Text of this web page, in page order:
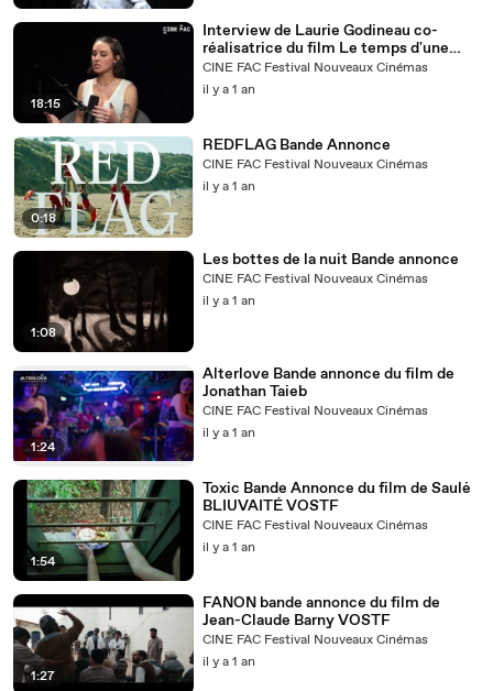
18:15
Interview de Laurie Godineau co-
réalisatrice du film Le temps d'une
valse
CINE FAC Festival Nouveaux Cinémas
il y a 1 an
0:18
REDFLAG Bande Annonce
CINE FAC Festival Nouveaux Cinémas
il y a 1 an
1:08
Les bottes de la nuit Bande annonce
CINE FAC Festival Nouveaux Cinémas
il y a 1 an
1:24
Alterlove Bande annonce du film de
Jonathan Taieb
CINE FAC Festival Nouveaux Cinémas
il y a 1 an
1:54
Toxic Bande Annonce du film de Saulė
BLIUVAITÉ VOSTF
CINE FAC Festival Nouveaux Cinémas
il y a 1 an
1:27
FANON bande annonce du film de
Jean-Claude Barny VOSTF
CINE FAC Festival Nouveaux Cinémas
il y a 1 an